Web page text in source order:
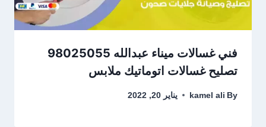
فني غسالات ميناء عبدالله 98025055
تصليح غسالات اتوماتيك ملابس
By
kamel ali يناير 20, 2022